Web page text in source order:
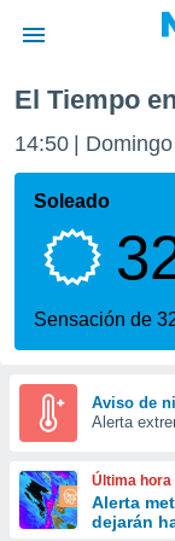
de
por
que se
calidad.
a este
las
y
forma
digital
basada
El Tiempo
14:50 Domingo
Soleado
Sensación de
Aviso de
Alerta
Última hora
Alerta
dejarán